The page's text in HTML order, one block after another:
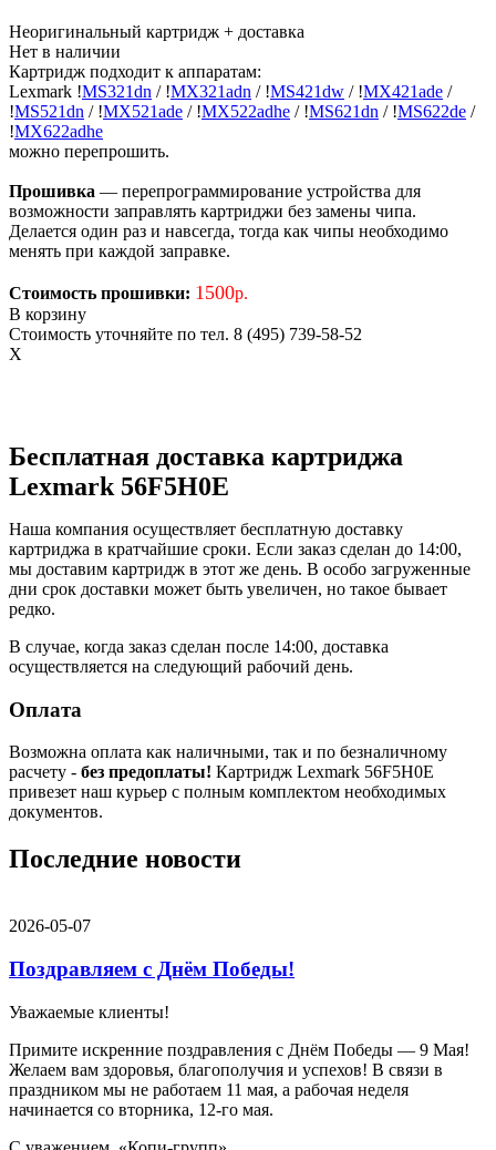
Неоригинальный картридж + доставка
Нет в наличии
Картридж подходит к аппаратам:
Lexmark !MS321dn / !MX321adn / !MS421dw / !MX421ade /
!MS521dn / !MX521ade / !MX522adhe / !MS621dn / !MS622de /
!MX622adhe
можно перепрошить.
Прошивка — перепрограммирование устройства для
возможности заправлять картриджи без замены чипа.
Делается один раз и навсегда, тогда как чипы необходимо
менять при каждой заправке.
Стоимость прошивки: 1500р.
В корзину
Стоимость уточняйте по тел. 8 (495) 739-58-52
X
Бесплатная доставка картриджа
Lexmark 56F5H0E
Наша компания осуществляет бесплатную доставку
картриджа в кратчайшие сроки. Если заказ сделан до 14:00,
мы доставим картридж в этот же день. В особо загруженные
дни срок доставки может быть увеличен, но такое бывает
редко.
В случае, когда заказ сделан после 14:00, доставка
осуществляется на следующий рабочий день.
Оплата
Возможна оплата как наличными, так и по безналичному
расчету - без предоплаты! Картридж Lexmark 56F5H0E
привезет наш курьер с полным комплектом необходимых
документов.
Последние новости
2026-05-07
Поздравляем с Днём Победы!
Уважаемые клиенты!
Примите искренние поздравления с Днём Победы — 9 Мая!
Желаем вам здоровья, благополучия и успехов! В связи в
праздником мы не работаем 11 мая, а рабочая неделя
начинается со вторника, 12-го мая.